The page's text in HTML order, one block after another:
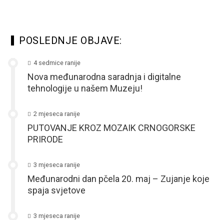
POSLEDNJE OBJAVE:
4 sedmice ranije
Nova međunarodna saradnja i digitalne
tehnologije u našem Muzeju!
2 mjeseca ranije
PUTOVANJE KROZ MOZAIK CRNOGORSKE
PRIRODE
3 mjeseca ranije
Međunarodni dan pčela 20. maj – Zujanje koje
spaja svjetove
3 mjeseca ranije